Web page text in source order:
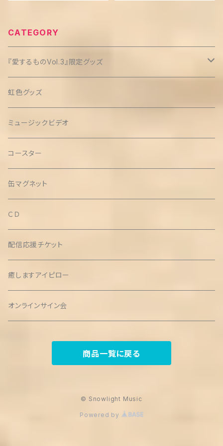
CATEGORY
『愛するものVol.3』限定グッズ
クリップ缶バッチ(3個セット)
虹色グッズ
ミュージックビデオ
コースター
缶マグネット
ＣＤ
配信応援チケット
癒しますアイピロー
オンラインサイン会
商品一覧に戻る
© Snowlight Music
Powered by